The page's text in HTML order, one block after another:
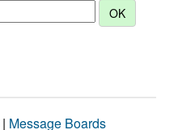
| Message Boards